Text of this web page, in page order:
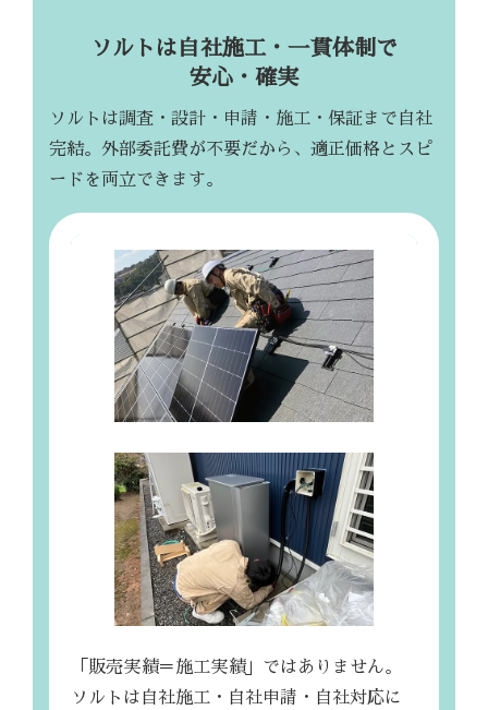
ソルトは自社施工・一貫体制で
安心・確実
ソルトは調査・設計・申請・施工・保証まで自社
完結。外部委託費が不要だから、適正価格とスピ
ードを両立できます。
「販売実績＝施工実績」ではありません。
ソルトは自社施工・自社申請・自社対応に